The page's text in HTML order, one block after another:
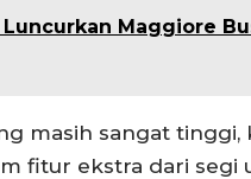
Maggiore
masih sangat
fitur ekstra dari segi